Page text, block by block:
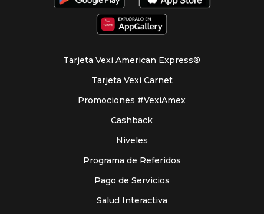
Tarjeta Vexi American Express®
Tarjeta Vexi Carnet
Promociones #VexiAmex
Cashback
Niveles
Programa de Referidos
Pago de Servicios
Salud Interactiva